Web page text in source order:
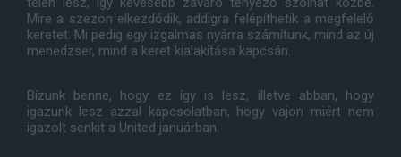
Mire a szezon elkezdődik, addigra felépíthetik a megfelelő
keretet. Mi pedig egy izgalmas nyárra számítunk, mind az új
menedzser, mind a keret kialakítása kapcsán.
Bízunk benne, hogy ez így is lesz, illetve abban, hogy
igazunk lesz azzal kapcsolatban, hogy vajon miért nem
igazolt senkit a United januárban.